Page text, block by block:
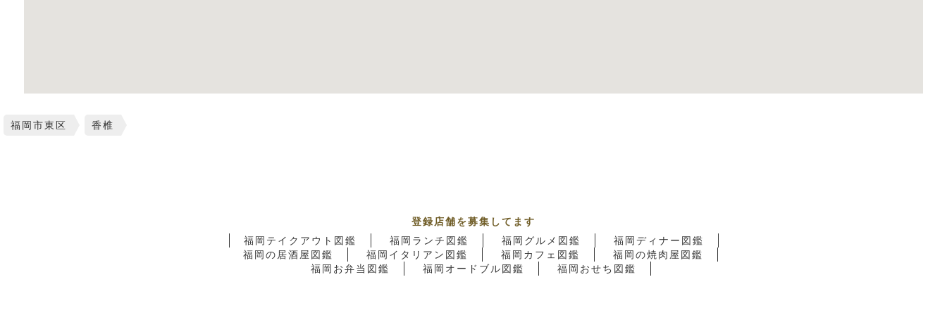
福岡市東区 香椎
登録店舗を募集してます
福岡テイクアウト図鑑
福岡ランチ図鑑 福岡グルメ図鑑
福岡ディナー図鑑
福岡の居酒屋図鑑
福岡イタリアン図鑑 福岡カフェ図鑑
福岡の焼肉屋図鑑
福岡お弁当図鑑
福岡オードブル図鑑 福岡おせち図鑑